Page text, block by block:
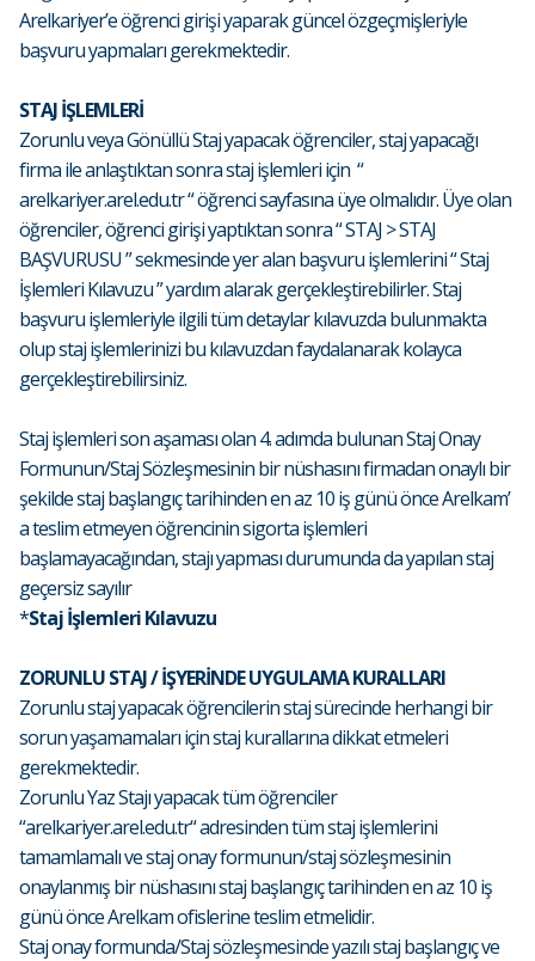
Arelkariyer’e öğrenci girişi yaparak güncel özgeçmişleriyle
başvuru yapmaları gerekmektedir.
STAJ İŞLEMLERİ
Zorunlu veya Gönüllü Staj yapacak öğrenciler, staj yapacağı
firma ile anlaştıktan sonra staj işlemleri için “
arelkariyer.arel.edu.tr “ öğrenci sayfasına üye olmalıdır. Üye olan
öğrenciler, öğrenci girişi yaptıktan sonra “ STAJ > STAJ
BAŞVURUSU ” sekmesinde yer alan başvuru işlemlerini “ Staj
İşlemleri Kılavuzu ” yardım alarak gerçekleştirebilirler. Staj
başvuru işlemleriyle ilgili tüm detaylar kılavuzda bulunmakta
olup staj işlemlerinizi bu kılavuzdan faydalanarak kolayca
gerçekleştirebilirsiniz.
Staj işlemleri son aşaması olan 4. adımda bulunan Staj Onay
Formunun/Staj Sözleşmesinin bir nüshasını firmadan onaylı bir
şekilde staj başlangıç tarihinden en az 10 iş günü önce Arelkam’
a teslim etmeyen öğrencinin sigorta işlemleri
başlamayacağından, stajı yapması durumunda da yapılan staj
geçersiz sayılır
*Staj İşlemleri Kılavuzu
ZORUNLU STAJ / İŞYERİNDE UYGULAMA KURALLARI
Zorunlu staj yapacak öğrencilerin staj sürecinde herhangi bir
sorun yaşamamaları için staj kurallarına dikkat etmeleri
gerekmektedir.
Zorunlu Yaz Stajı yapacak tüm öğrenciler
“arelkariyer.arel.edu.tr“ adresinden tüm staj işlemlerini
tamamlamalı ve staj onay formunun/staj sözleşmesinin
onaylanmış bir nüshasını staj başlangıç tarihinden en az 10 iş
günü önce Arelkam ofislerine teslim etmelidir.
Staj onay formunda/Staj sözleşmesinde yazılı staj başlangıç ve